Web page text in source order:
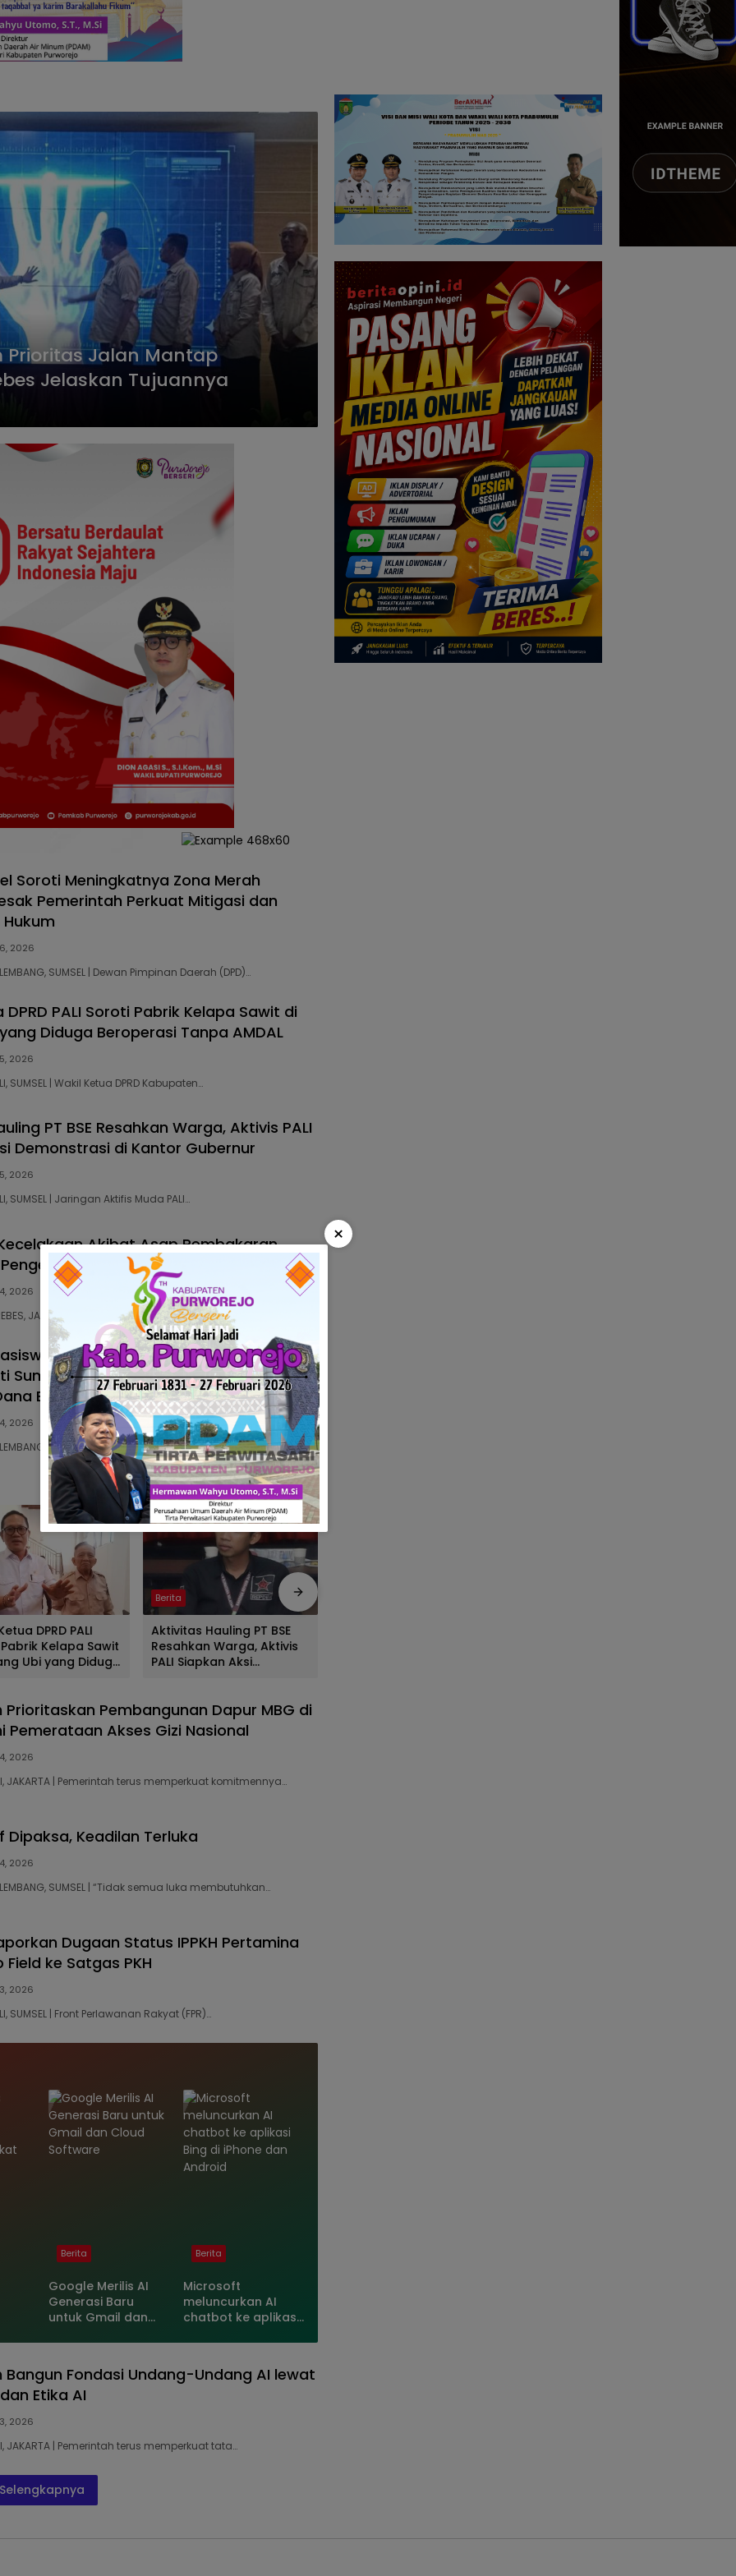
Prioritas Jalan Mantap
Jelaskan Tujuannya
Soroti Meningkatnya Zona Merah
Pemerintah Perkuat Mitigasi dan
2026
SUMSEL | Dewan Pimpinan Daerah (DPD)…
DPRD PALI Soroti Pabrik Kelapa Sawit di
Diduga Beroperasi Tanpa AMDAL
2026
SUMSEL | Wakil Ketua DPRD Kabupaten…
PT BSE Resahkan Warga, Aktivis PALI
Demonstrasi di Kantor Gubernur
2026
SUMSEL | Jaringan Aktifis Muda PALI…
Akibat Asap Pembakaran
Diminta Lakukan Tips ini
2026
JAWA TENGAH | Memasuki kemarau, pengguna…
Pemuda Sumatera Selatan Gelar
Sumsel, Serahkan Laporan Dugaan
BOS dan Sertifikasi Guru di Ogan Ilir
2026
SUMSEL | Aliansi Mahasiswa Pemuda Sumatera…
DPRD PALI
Kelapa Sawit
Ubi yang Diduga
Berita
Aktivitas Hauling PT BSE
Resahkan Warga, Aktivis
PALI Siapkan Aksi
Prioritaskan Pembangunan Dapur MBG di
Pemerataan Akses Gizi Nasional
2026
JAKARTA | Pemerintah terus memperkuat komitmennya…
Dipaksa, Keadilan Terluka
2026
SUMSEL | “Tidak semua luka membutuhkan…
Dugaan Status IPPKH Pertamina
Field ke Satgas PKH
2026
SUMSEL | Front Perlawanan Rakyat (FPR)…
Berita
Google Merilis AI
Generasi Baru
untuk Gmail dan
Berita
Microsoft
meluncurkan AI
chatbot ke aplikasi
Bangun Fondasi Undang-Undang AI lewat
Etika AI
2026
JAKARTA | Pemerintah terus memperkuat tata…
Selengkapnya
×